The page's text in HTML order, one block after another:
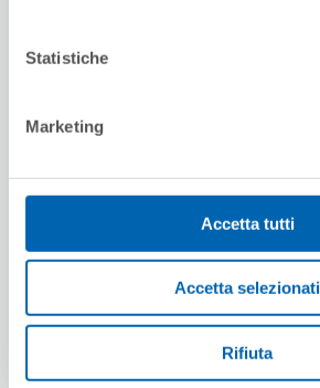
Statistiche
Marketing
Accetta tutti
Accetta selezionati
Rifiuta